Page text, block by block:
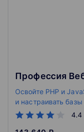
Профессия
4.4
Освойте PHP и
и настраивать